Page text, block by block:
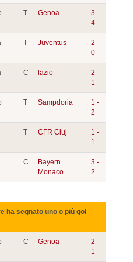
T Genoa
3 -
4
T Juventus
2 -
0
C lazio
2 -
1
T Sampdoria
1 -
2
T CFR Cluj
1 -
1
C
Bayern
Monaco
3 -
2
ha segnato uno o più gol
C Genoa
2 -
1